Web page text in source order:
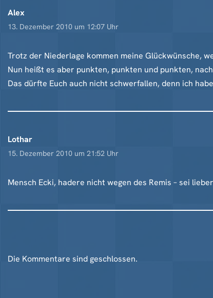
Alex
13. Dezember 2010 um 12:07 Uhr
Trotz der Niederlage kommen meine Glückwünsche,
Nun heißt es aber punkten, punkten und punkten,
Das dürfte Euch auch nicht schwerfallen, denn ich
Lothar
15. Dezember 2010 um 21:52 Uhr
Mensch Ecki, hadere nicht wegen des Remis – sei
Die Kommentare sind geschlossen.